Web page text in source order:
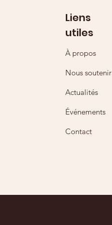
Liens
utiles
À propos
Nous soutenir
Actualités
Événements
Contact